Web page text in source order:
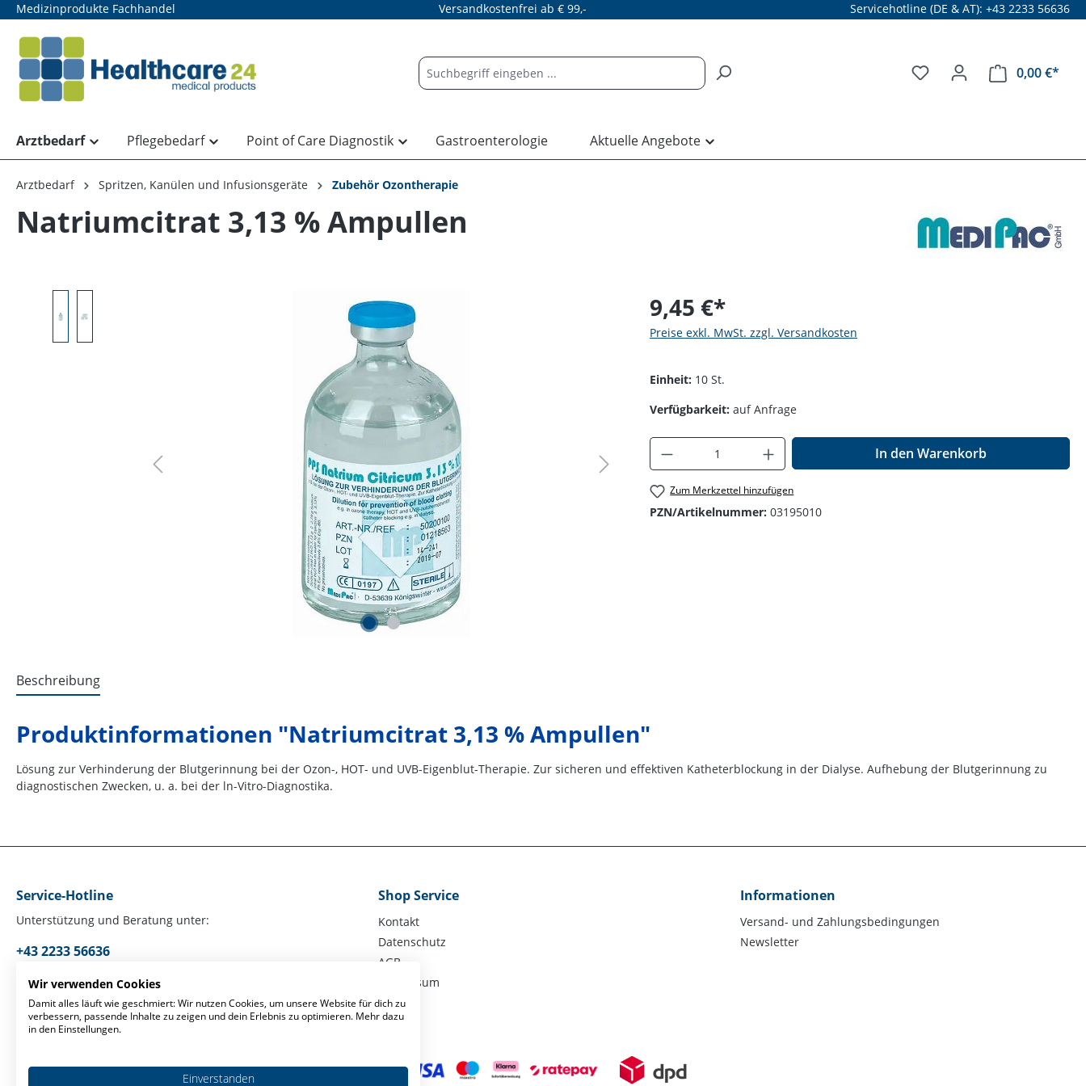
Zur Hauptnavigation springen
Medizinprodukte Fachhandel Versandkostenfrei ab € 99,- Servicehotline (DE & AT): +43 2233 56636
0,00 €*
Arztbedarf Pflegebedarf Point of Care Diagnostik Gastroenterologie Aktuelle Angebote
Arztbedarf Spritzen, Kanülen und Infusionsgeräte Zubehör Ozontherapie
Natriumcitrat 3,13 % Ampullen
9,45 €*
Preise exkl. MwSt. zzgl. Versandkosten
Einheit: 10 St.
Verfügbarkeit: auf Anfrage
Produkt Anzahl: Gib den gewünschten Wert
In den Warenkorb
Zum Merkzettel hinzufügen
PZN/Artikelnummer: 03195010
Beschreibung
Produktinformationen "Natriumcitrat 3,13 % Ampullen"
Lösung zur Verhinderung der Blutgerinnung bei der Ozon-, HOT- und UVB-Eigenblut-Therapie. Zur sicheren und effektiven Katheterblockung in der Dialyse. Aufhebung der Blutgerinnung zu
diagnostischen Zwecken, u. a. bei der ln-Vitro-Diagnostika.
Service-Hotline
Unterstützung und Beratung unter:
+43 2233 56636
Mo-Fr, 09:00 - 17:00 Uhr
Oder über unserKontaktformular.
Shop Service
Kontakt
Datenschutz
AGB
Impressum
Informationen
Versand- und Zahlungsbedingungen
Newsletter
Wir verwenden Cookies
Damit alles läuft wie geschmiert: Wir nutzen Cookies, um unsere Website für dich zu
verbessern, passende Inhalte zu zeigen und dein Erlebnis zu optimieren. Mehr dazu
in den Einstellungen.
Einverstanden